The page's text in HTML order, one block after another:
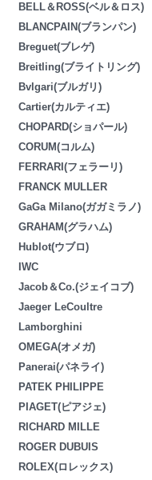
BELL＆ROSS(ベル＆ロス)
BLANCPAIN(ブランパン)
Breguet(ブレゲ)
Breitling(ブライトリング)
Bvlgari(ブルガリ)
Cartier(カルティエ)
CHOPARD(ショパール)
CORUM(コルム)
FERRARI(フェラーリ)
FRANCK MULLER
GaGa Milano(ガガミラノ)
GRAHAM(グラハム)
Hublot(ウブロ)
IWC
Jacob＆Co.(ジェイコブ)
Jaeger LeCoultre
Lamborghini
OMEGA(オメガ)
Panerai(パネライ)
PATEK PHILIPPE
PIAGET(ピアジェ)
RICHARD MILLE
ROGER DUBUIS
ROLEX(ロレックス)